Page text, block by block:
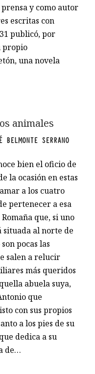
y como autor
escritas con
publicó, por
propio
una novela
animales
BELMONTE SERRANO
bien el oficio de
la ocasión en estas
a los cuatro
pertenecer a esa
que, si uno
situada al norte de
pocas las
salen a relucir
más queridos
abuela suya,
que
con sus propios
a los pies de su
dedica a su
de…